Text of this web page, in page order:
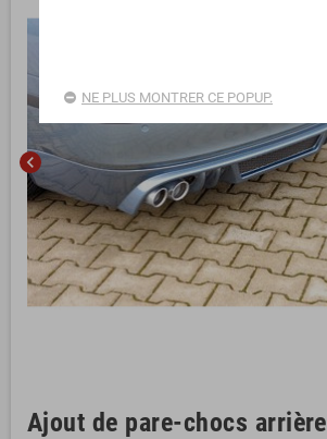
chevron_left
Ajout de pare-chocs
NE PLUS MONTRER CE POPUP.